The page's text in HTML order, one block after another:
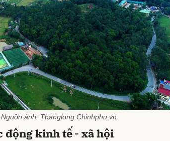
ảnh: Thanglong.Chinhphu.vn
kinh tế - xã hội